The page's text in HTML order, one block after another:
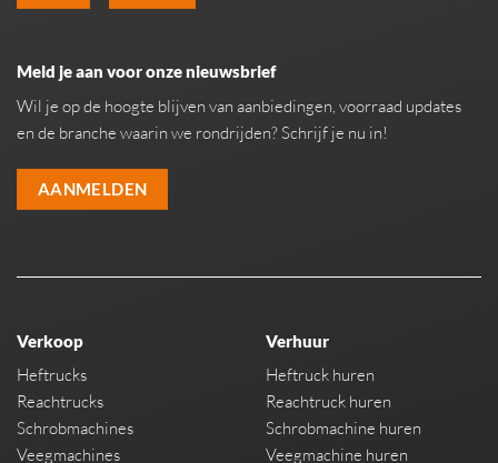
Meld je aan voor onze nieuwsbrief
Wil je op de hoogte blijven van aanbiedingen, voorraad updates
en de branche waarin we rondrijden? Schrijf je nu in!
AANMELDEN
Verkoop
Heftrucks
Reachtrucks
Schrobmachines
Veegmachines
Verhuur
Heftruck huren
Reachtruck huren
Schrobmachine huren
Veegmachine huren